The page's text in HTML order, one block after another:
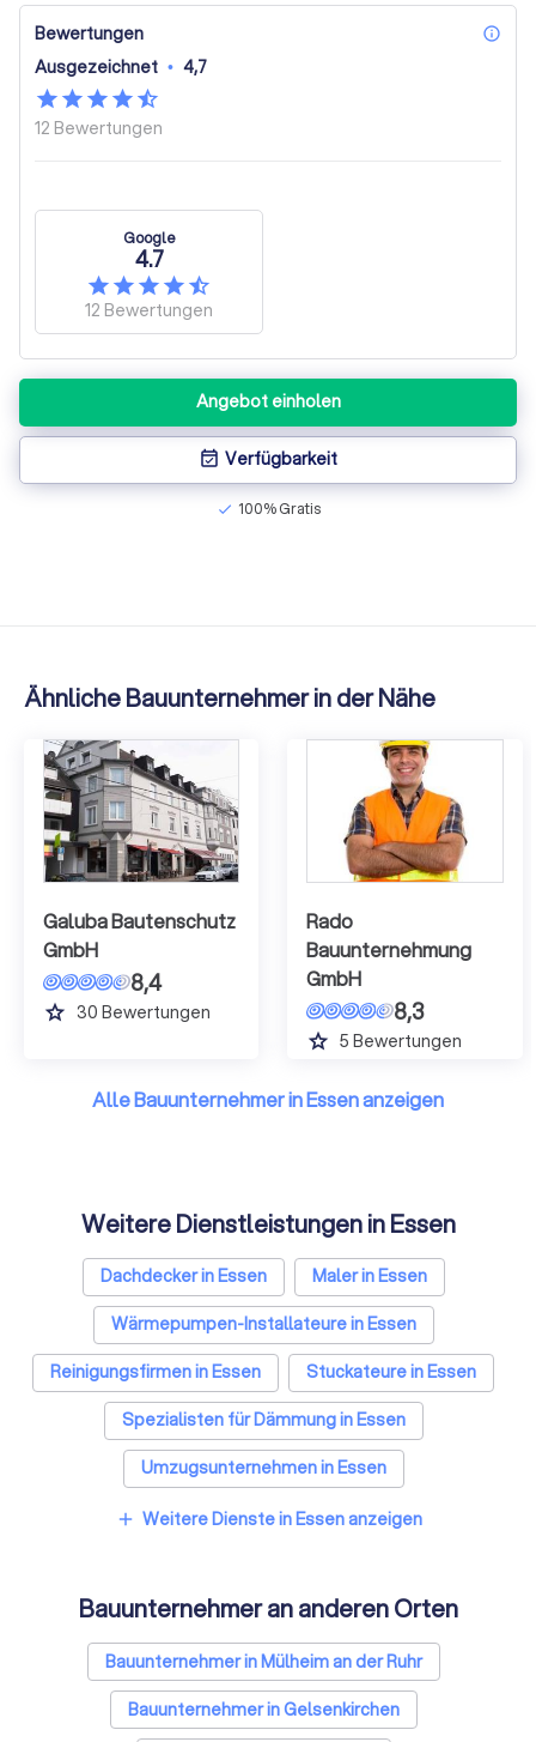
Bewertungen
Ausgezeichnet • 4,7
12 Bewertungen
Google
4.7
12 Bewertungen
Angebot einholen
event_available Verfügbarkeit
check 100% Gratis
Ähnliche Bauunternehmer in der Nähe
Galuba Bautenschutz
GmbH
8,4
grade 30 Bewertungen
Rado
Bauunternehmung
GmbH
8,3
grade 5 Bewertungen
Alle Bauunternehmer in Essen anzeigen
Weitere Dienstleistungen in Essen
Dachdecker in Essen
Maler in Essen
Wärmepumpen-Installateure in Essen
Reinigungsfirmen in Essen
Stuckateure in Essen
Spezialisten für Dämmung in Essen
Umzugsunternehmen in Essen
Kammerjäger in Essen
Trockenbauer in Essen
Sanitärinstallateure in Essen
Fliesenleger in Essen
Fensterbauer in Essen
add Weitere Dienste in Essen anzeigen
Bauunternehmer an anderen Orten
Bauunternehmer in Mülheim an der Ruhr
Bauunternehmer in Gelsenkirchen